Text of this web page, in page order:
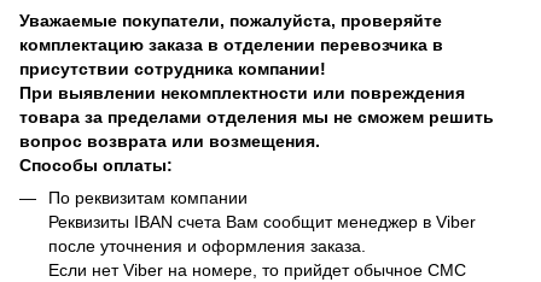
Уважаемые покупатели, пожалуйста, проверяйте
комплектацию заказа в отделении перевозчика в
присутствии сотрудника компании!
При выявлении некомплектности или повреждения
товара за пределами отделения мы не сможем решить
вопрос возврата или возмещения.
Способы оплаты:
По реквизитам компании
Реквизиты IBAN счета Вам сообщит менеджер в Viber
после уточнения и оформления заказа.
Если нет Viber на номере, то прийдет обычное СМС